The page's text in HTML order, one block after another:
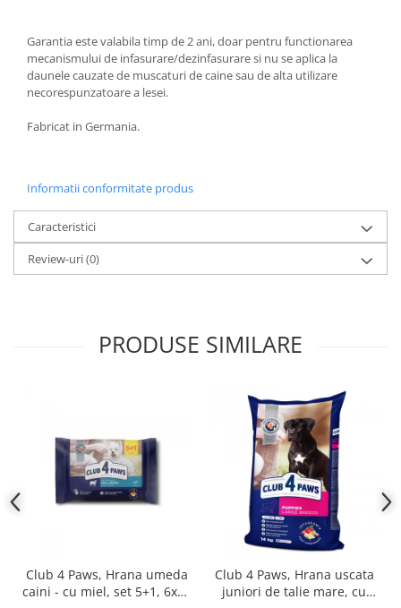
Garantia este valabila timp de 2 ani, doar pentru functionarea
mecanismului de infasurare/dezinfasurare si nu se aplica la
daunele cauzate de muscaturi de caine sau de alta utilizare
necorespunzatoare a lesei.
Fabricat in Germania.
Informatii conformitate produs
Caracteristici
Review-uri(0)
PRODUSE SIMILARE
Club 4 Paws, Hrana umeda
caini - cu miel, set 5+1, 6x80
Club 4 Paws, Hrana uscata
juniori de talie mare, cu